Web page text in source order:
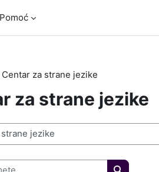
Pomoć
Centar za strane jezike
za strane jezike